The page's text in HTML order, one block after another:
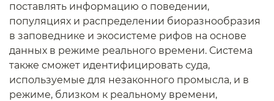
поставлять информацию о поведении,
популяциях и распределении биоразнообразия
в заповеднике и экосистеме рифов на основе
данных в режиме реального времени. Система
также сможет идентифицировать суда,
используемые для незаконного промысла, и в
режиме, близком к реальному времени,